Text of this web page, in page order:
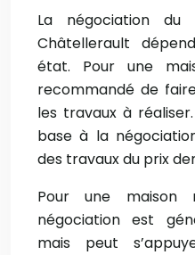
La négociation du
Châtellerault
état. Pour une
recommandé de
les travaux à
base à la
des travaux du prix
Pour une maison
négociation est
mais peut